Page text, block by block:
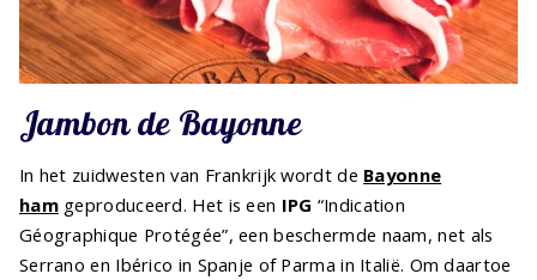
Jambon de Bayonne
In het zuidwesten van Frankrijk wordt de Bayonne
hamgeproduceerd. Het is een IPG “Indication
Géographique Protégée”, een beschermde naam, net als
Serrano en Ibérico in Spanje of Parma in Italië. Om daartoe